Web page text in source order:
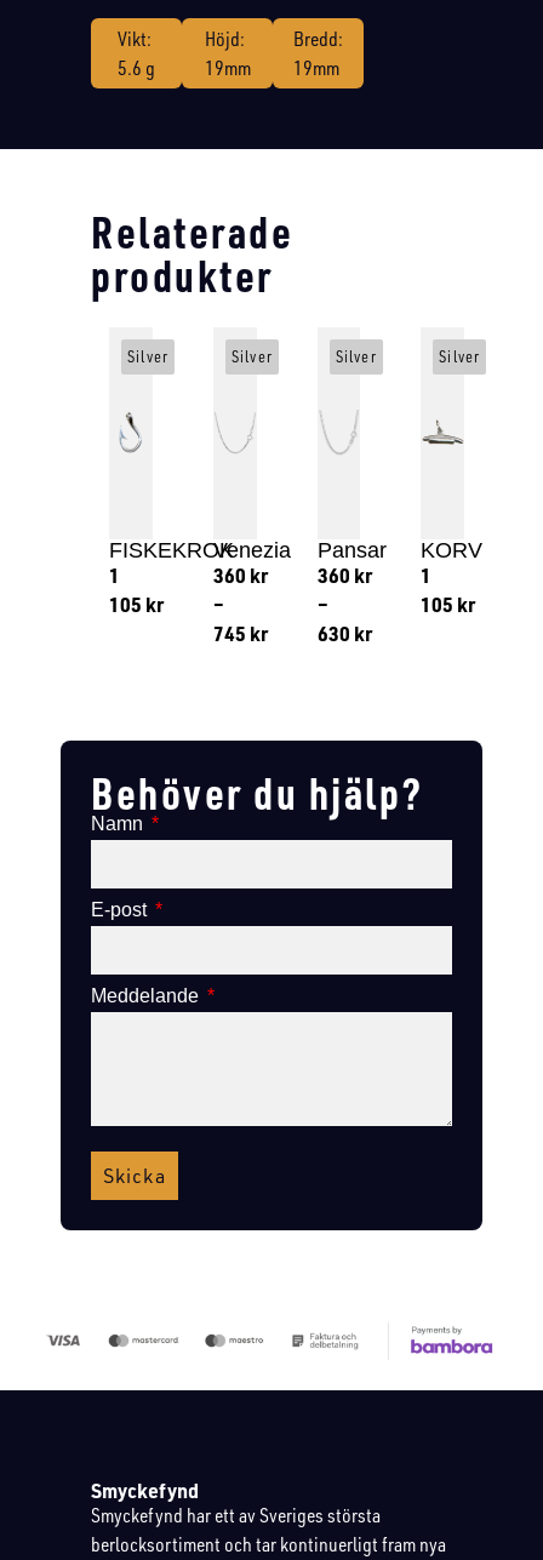
Vikt:
5.6 g
Höjd:
19mm
Bredd:
19mm
Relaterade
produkter
FISKEKROK
1
105 kr
Silver
Venezia
360 kr
–
745 kr
Silver
Pansar
360 kr
–
630 kr
Silver
KORV
1
105 kr
Silver
Behöver du hjälp?
Namn
E-post
Meddelande
Skicka
Smyckefynd
Smyckefynd har ett av Sveriges största
berlocksortiment och tar kontinuerligt fram nya